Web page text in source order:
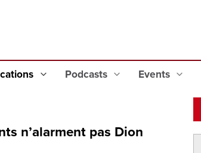
Podcasts Events
n’alarment pas Dion